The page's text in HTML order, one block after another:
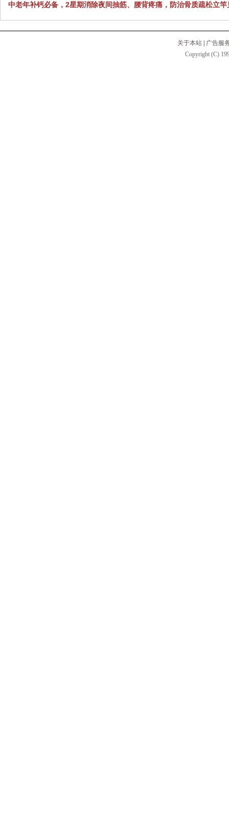
中老年补钙必备，2星期消除夜间抽筋、腰背疼痛，防治骨质疏松立竿
关于本站
广告服
Copyright (C)